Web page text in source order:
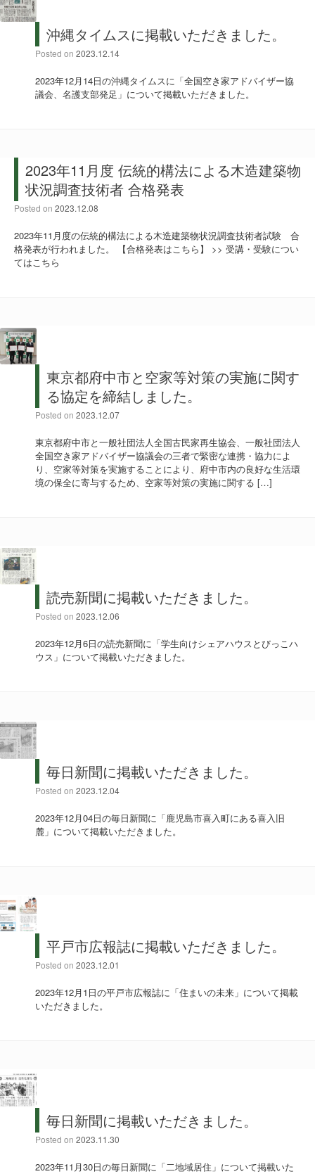
沖縄タイムスに掲載いただきました。
Posted on 2023.12.14
2023年12月14日の沖縄タイムスに「全国空き家アドバイザー協
議会、名護支部発足」について掲載いただきました。
2023年11月度 伝統的構法による木造建築物
状況調査技術者 合格発表
Posted on 2023.12.08
2023年11月度の伝統的構法による木造建築物状況調査技術者試験 合
格発表が行われました。 【合格発表はこちら】 >> 受講・受験につい
てはこちら
東京都府中市と空家等対策の実施に関す
る協定を締結しました。
Posted on 2023.12.07
東京都府中市と一般社団法人全国古民家再生協会、一般社団法人
全国空き家アドバイザー協議会の三者で緊密な連携・協力によ
り、空家等対策を実施することにより、府中市内の良好な生活環
境の保全に寄与するため、空家等対策の実施に関する […]
読売新聞に掲載いただきました。
Posted on 2023.12.06
2023年12月6日の読売新聞に「学生向けシェアハウスとびっこハ
ウス」について掲載いただきました。
毎日新聞に掲載いただきました。
Posted on 2023.12.04
2023年12月04日の毎日新聞に「鹿児島市喜入町にある喜入旧
麓」について掲載いただきました。
平戸市広報誌に掲載いただきました。
Posted on 2023.12.01
2023年12月1日の平戸市広報誌に「住まいの未来」について掲載
いただきました。
毎日新聞に掲載いただきました。
Posted on 2023.11.30
2023年11月30日の毎日新聞に「二地域居住」について掲載いた